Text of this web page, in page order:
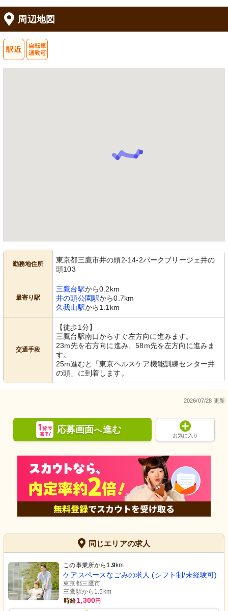
周辺地図
勤務地住所
東京都三鷹市井の頭2-14-2パークブリージェ井の
頭103
最寄り駅
三鷹台駅から0.2km
井の頭公園駅から0.7km
久我山駅から1.1km
交通手段
【徒歩1分】
三鷹台駅南口からすぐ左方向に進みます。
23m先を右方向に進み、58m先を左方向に進みま
す。
25m進むと「東京ヘルスケア機能訓練センター井
の頭」に到着します。
2026/07/28 更新
応募画面へ進む
お気に入り
同じエリアの求人
この事業所から1.9km
ケアスペースなごみの求人 (シフト制/未経験可)
東京都三鷹市
三鷹駅から1.5km
時給1,300円